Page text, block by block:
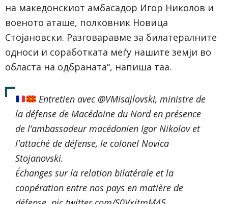
на македонскиот амбасадор Игор Николов и
военото аташе, полковник Новица
Стојановски. Разговаравме за билатералните
односи и соработката меѓу нашите земји во
областа на одбраната“, напиша таа.
Entretien avec @VMisajlovski, ministre de
la défense de Macédoine du Nord en présence
de l’ambassadeur macédonien Igor Nikolov et
l'attaché de défense, le colonel Novica
Stojanovski.
Échanges sur la relation bilatérale et la
coopération entre nos pays en matière de